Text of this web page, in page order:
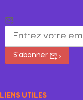
S'abonner
LIENS UTILES